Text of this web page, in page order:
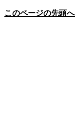
このページの先頭へ